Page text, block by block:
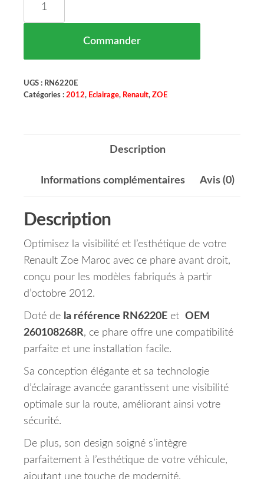
Commander
UGS : RN6220E
Catégories : 2012, Eclairage, Renault, ZOE
Description
Informations complémentaires Avis (0)
Description
Optimisez la visibilité et l’esthétique de votre
Renault Zoe Maroc avec ce phare avant droit,
conçu pour les modèles fabriqués à partir
d’octobre 2012.
Doté de la référence RN6220E et OEM
260108268R, ce phare offre une compatibilité
parfaite et une installation facile.
Sa conception élégante et sa technologie
d’éclairage avancée garantissent une visibilité
optimale sur la route, améliorant ainsi votre
sécurité.
De plus, son design soigné s’intègre
parfaitement à l’esthétique de votre véhicule,
ajoutant une touche de modernité.